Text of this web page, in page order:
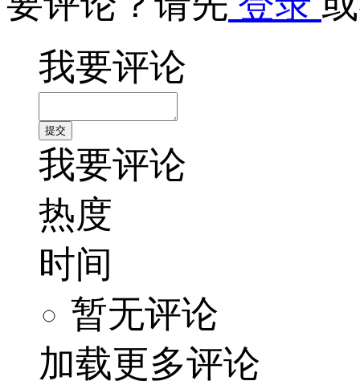
我要评论
我要评论
热度
时间
暂无评论
加载更多评论